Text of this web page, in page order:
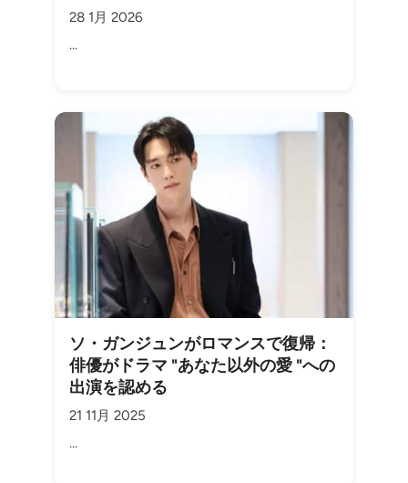
28 1月 2026
...
ソ・ガンジュンがロマンスで復帰：
俳優がドラマ "あなた以外の愛 "への
出演を認める
21 11月 2025
...